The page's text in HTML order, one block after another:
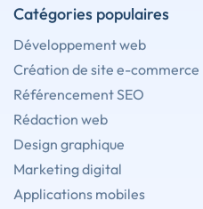
Catégories populaires
Développement web
Création de site e-commerce
Référencement SEO
Rédaction web
Design graphique
Marketing digital
Applications mobiles